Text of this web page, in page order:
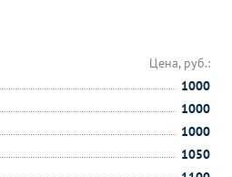
Цена, руб.:
1000
1000
1000
1050